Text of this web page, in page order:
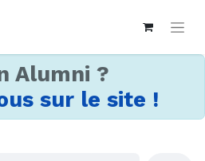
Alumni ?
sur le site !